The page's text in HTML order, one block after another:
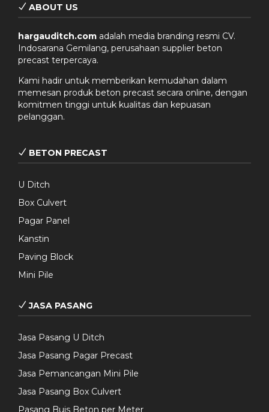
ABOUT US
hargauditch.com adalah media branding resmi CV.
Indosarana Gemilang, perusahaan supplier beton
precast terpercaya.
Kami hadir untuk memberikan kemudahan dalam
memesan produk beton precast secara online, dengan
komitmen tinggi untuk kualitas dan kepuasan
pelanggan.
BETON PRECAST
U Ditch
Box Culvert
Pagar Panel
Kanstin
Paving Block
Mini Pile
JASA PASANG
Jasa Pasang U Ditch
Jasa Pasang Pagar Precast
Jasa Pemancangan Mini Pile
Jasa Pasang Box Culvert
Pasang Buis Beton per Meter